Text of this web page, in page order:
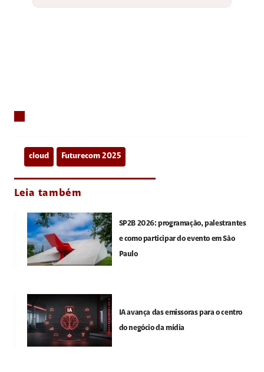
cloud Futurecom 2025
Leia também
SP2B 2026: programação, palestrantes
e como participar do evento em São
Paulo
IA avança das emissoras para o centro
do negócio da mídia